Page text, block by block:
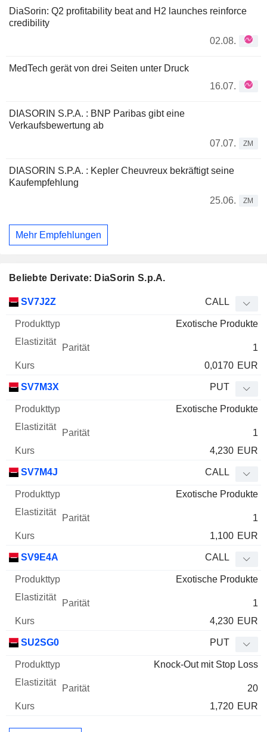
DiaSorin: Q2 profitability beat and H2 launches reinforce
credibility
02.08.
MedTech gerät von drei Seiten unter Druck
16.07.
DIASORIN S.P.A. : BNP Paribas gibt eine
Verkaufsbewertung ab
07.07.
ZM
DIASORIN S.P.A. : Kepler Cheuvreux bekräftigt seine
Kaufempfehlung
25.06.
ZM
Mehr Empfehlungen
Beliebte Derivate: DiaSorin S.p.A.
WKN Typ Kurs
SV7J2Z CALL
Exotische Produkte
1
0,0170 EUR
SV7M3X PUT
Exotische Produkte
1
4,230 EUR
SV7M4J CALL
Exotische Produkte
1
1,100 EUR
SV9E4A CALL
Exotische Produkte
1
4,230 EUR
SU2SG0 PUT
Knock-Out mit Stop Loss
20
1,720 EUR